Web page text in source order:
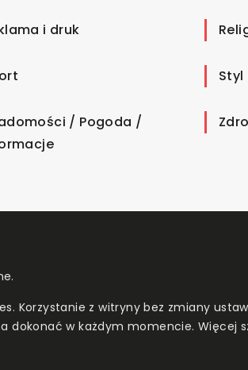
i druk
Styl
/ Pogoda /
Korzystanie z witryny bez zmiany
dokonać w każdym momencie. Więcej